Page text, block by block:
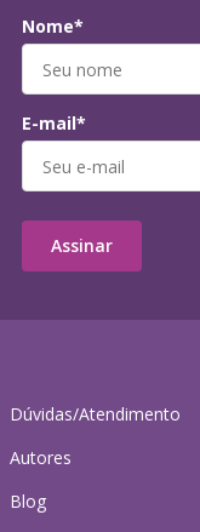
Dúvidas/Atendimento
Autores
Blog
Nome*
E-mail*
Assinar